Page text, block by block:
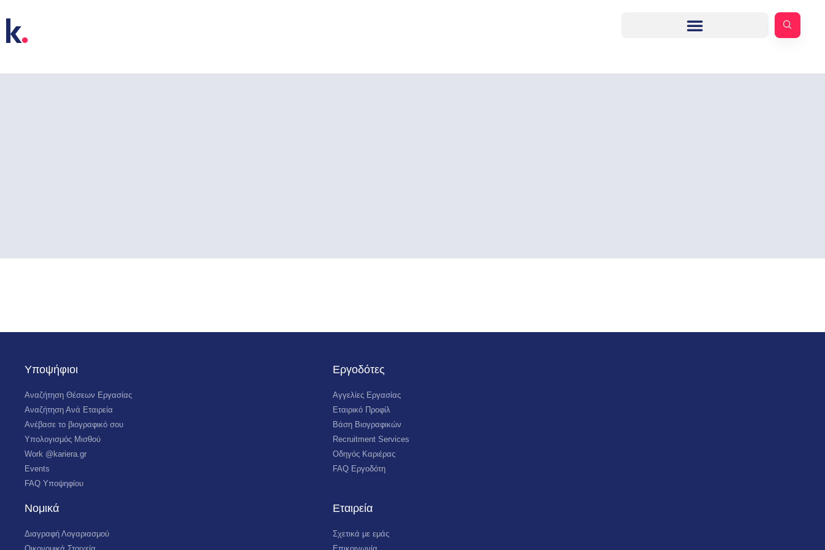
Υποψήφιοι
Αναζήτηση Θέσεων Εργασίας
Αναζήτηση Ανά Εταιρεία
Ανέβασε το βιογραφικό σου
Υπολογισμός Μισθού
Work @kariera.gr
Events
FAQ Υποψηφίου
Εργοδότες
Αγγελίες Εργασίας
Εταιρικό Προφίλ
Βάση Βιογραφικών
Recruitment Services
Οδηγός Καριέρας
FAQ Εργοδότη
Νομικά
Διαγραφή Λογαριασμού
Εταιρεία
Σχετικά με εμάς